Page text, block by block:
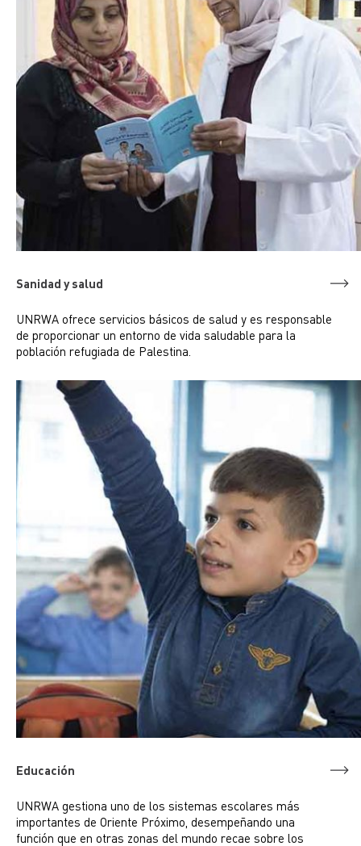
Sanidad y salud
UNRWA ofrece servicios básicos de salud y es responsable
de proporcionar un entorno de vida saludable para la
población refugiada de Palestina.
Educación
UNRWA gestiona uno de los sistemas escolares más
importantes de Oriente Próximo, desempeñando una
función que en otras zonas del mundo recae sobre los